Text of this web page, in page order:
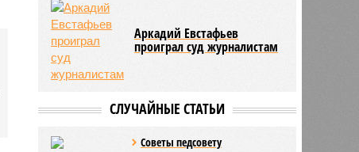
Аркадий Евстафьев
проиграл суд журналистам
СЛУЧАЙНЫЕ СТАТЬИ
Советы педсовету